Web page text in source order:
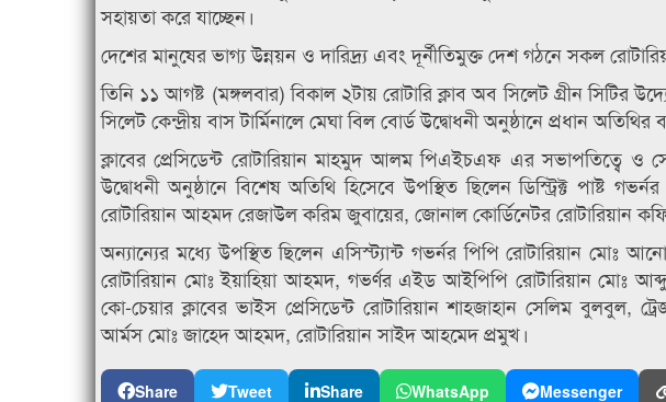
সহায়তা করে যাচ্ছেন।
দেশের মানুষের ভাগ্য উন্নয়ন ও দারিদ্র্য এবং দূর্নীতিমুক্ত দেশ গঠনে সকল
তিনি ১১ আগষ্ট (মঙ্গলবার) বিকাল ২টায় রোটারি ক্লাব অব সিলেট গ্রীন সিটির
সিলেট কেন্দ্রীয় বাস টার্মিনালে মেঘা বিল বোর্ড উদ্বোধনী অনুষ্ঠানে প্রধান
ক্লাবের প্রেসিডেন্ট রোটারিয়ান মাহমুদ আলম পিএইচএফ এর সভাপতিত্বে ও
উদ্বোধনী অনুষ্ঠানে বিশেষ অতিথি হিসেবে উপস্থিত ছিলেন ডিস্ট্রিক্ট পাষ্ট
রোটারিয়ান আহমদ রেজাউল করিম জুবায়ের, জোনাল কোর্ডিনেটর রোটারিয়ান
অন্যান্যের মধ্যে উপস্থিত ছিলেন এসিস্ট্যান্ট গভর্নর পিপি রোটারিয়ান
রোটারিয়ান মোঃ ইয়াহিয়া আহমদ, গভর্ণর এইড আইপিপি রোটারিয়ান মোঃ আব্দুর
কো-চেয়ার ক্লাবের ভাইস প্রেসিডেন্ট রোটারিয়ান শাহজাহান সেলিম বুলবুল,
আর্মস মোঃ জাহেদ আহমদ, রোটারিয়ান সাইদ আহমেদ প্রমুখ।
Share Tweet Share WhatsApp Messenger